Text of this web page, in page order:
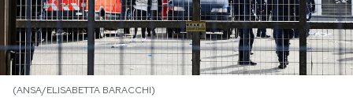
I MIEI PREFERITI
SHOP
(ANSA/ELISABETTA BARACCHI)